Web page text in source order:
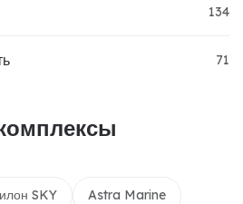
134
71
SKY Astra Marine